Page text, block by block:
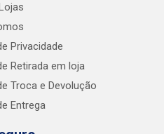
Privacidade
Retirada em loja
Troca e Devolução
Entrega